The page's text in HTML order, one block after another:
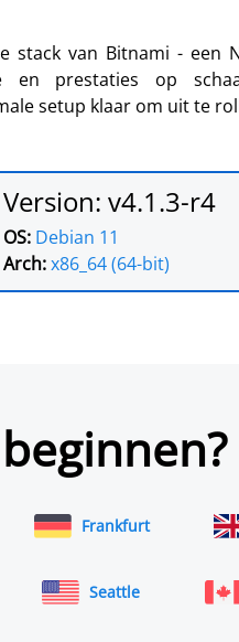
stack van Bitnami - een
en prestaties op
setup klaar om uit te
Version: v4.1.3-r4
OS: Debian 11
Arch:x86_64 (64-bit)
Frankfurt
Seattle